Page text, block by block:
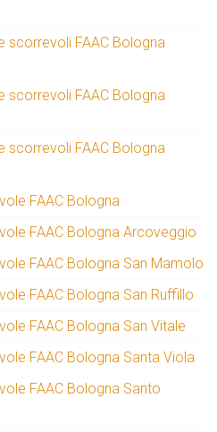
scorrevoli FAAC Bologna
scorrevoli FAAC Bologna
scorrevoli FAAC Bologna
FAAC Bologna
FAAC Bologna Arcoveggio
FAAC Bologna San Mamolo
FAAC Bologna San Ruffillo
FAAC Bologna San Vitale
FAAC Bologna Santa Viola
FAAC Bologna Santo